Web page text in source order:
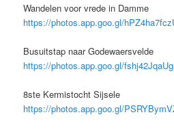
Wandelen voor vrede in Damme
https://photos.app.goo.gl/
Busuitstap naar Godewaersvelde
https://photos.app.goo.gl/
8ste Kermistocht Sijsele
https://photos.app.goo.gl/